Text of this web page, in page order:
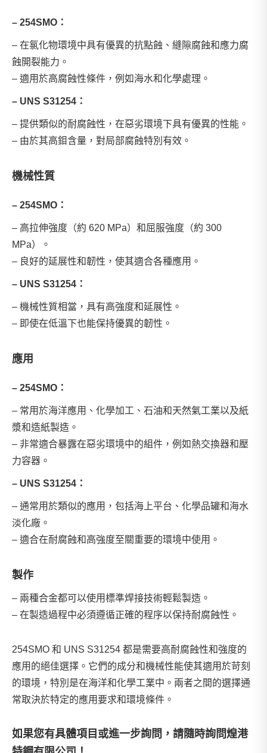
– 254SMO：
– 在氯化物環境中具有優異的抗點蝕、縫隙腐蝕和應力腐
蝕開裂能力。
– 適用於高腐蝕性條件，例如海水和化學處理。
– UNS S31254：
– 提供類似的耐腐蝕性，在惡劣環境下具有優異的性能。
– 由於其高鉬含量，對局部腐蝕特別有效。
機械性質
– 254SMO：
– 高拉伸強度（約 620 MPa）和屈服強度（約 300
MPa）。
– 良好的延展性和韌性，使其適合各種應用。
– UNS S31254：
– 機械性質相當，具有高強度和延展性。
– 即使在低溫下也能保持優異的韌性。
應用
– 254SMO：
– 常用於海洋應用、化學加工、石油和天然氣工業以及紙
漿和造紙製造。
– 非常適合暴露在惡劣環境中的組件，例如熱交換器和壓
力容器。
– UNS S31254：
– 通常用於類似的應用，包括海上平台、化學品罐和海水
淡化廠。
– 適合在耐腐蝕和高強度至關重要的環境中使用。
製作
– 兩種合金都可以使用標準焊接技術輕鬆製造。
– 在製造過程中必須遵循正確的程序以保持耐腐蝕性。
254SMO 和 UNS S31254 都是需要高耐腐蝕性和強度的
應用的絕佳選擇。它們的成分和機械性能使其適用於苛刻
的環境，特別是在海洋和化學工業中。兩者之間的選擇通
常取決於特定的應用要求和環境條件。
如果您有具體項目或進一步詢問，請隨時詢問煌港